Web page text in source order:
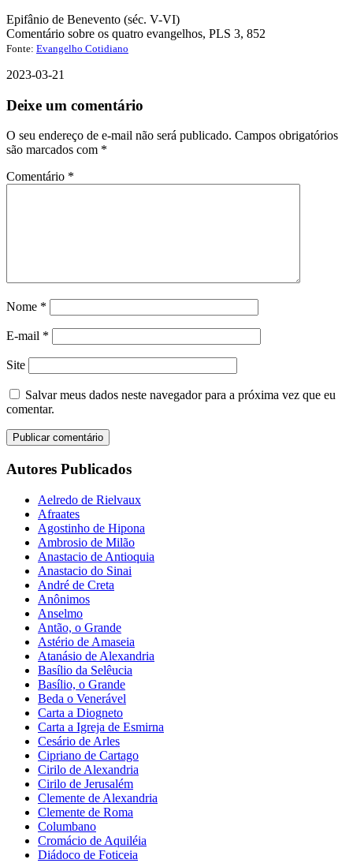
Epifânio de Benevento (séc. V-VI)
Comentário sobre os quatro evangelhos, PLS 3, 852
Fonte: Evangelho Cotidiano
2023-03-21
Deixe um comentário
O seu endereço de e-mail não será publicado. Campos obrigatórios
são marcados com *
Comentário *
Nome *
E-mail *
Site
Salvar meus dados neste navegador para a próxima vez que eu
comentar.
Autores Publicados
Aelredo de Rielvaux
Afraates
Agostinho de Hipona
Ambrosio de Milão
Anastacio de Antioquia
Anastacio do Sinai
André de Creta
Anônimos
Anselmo
Antão, o Grande
Astério de Amaseia
Atanásio de Alexandria
Basílio da Selêucia
Basílio, o Grande
Beda o Venerável
Carta a Diogneto
Carta a Igreja de Esmirna
Cesário de Arles
Cipriano de Cartago
Cirilo de Alexandria
Cirilo de Jerusalém
Clemente de Alexandria
Clemente de Roma
Columbano
Cromácio de Aquiléia
Diádoco de Foticeia